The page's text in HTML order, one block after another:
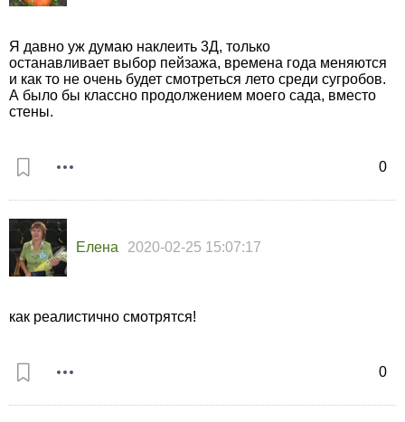
0
Я давно уж думаю наклеить 3Д, только
останавливает выбор пейзажа, времена года меняются
и как то не очень будет смотреться лето среди сугробов.
А было бы классно продолжением моего сада, вместо
стены.
Елена 2020-02-25 15:07:17
0
как реалистично смотрятся!